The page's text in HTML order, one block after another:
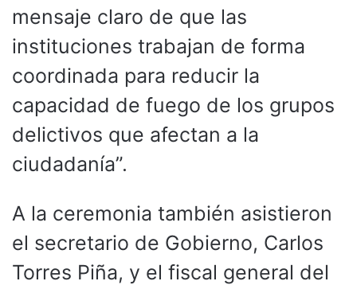
mensaje claro de que las
instituciones trabajan de forma
coordinada para reducir la
capacidad de fuego de los grupos
delictivos que afectan a la
ciudadanía”.
A la ceremonia también asistieron
el secretario de Gobierno, Carlos
Torres Piña, y el fiscal general del